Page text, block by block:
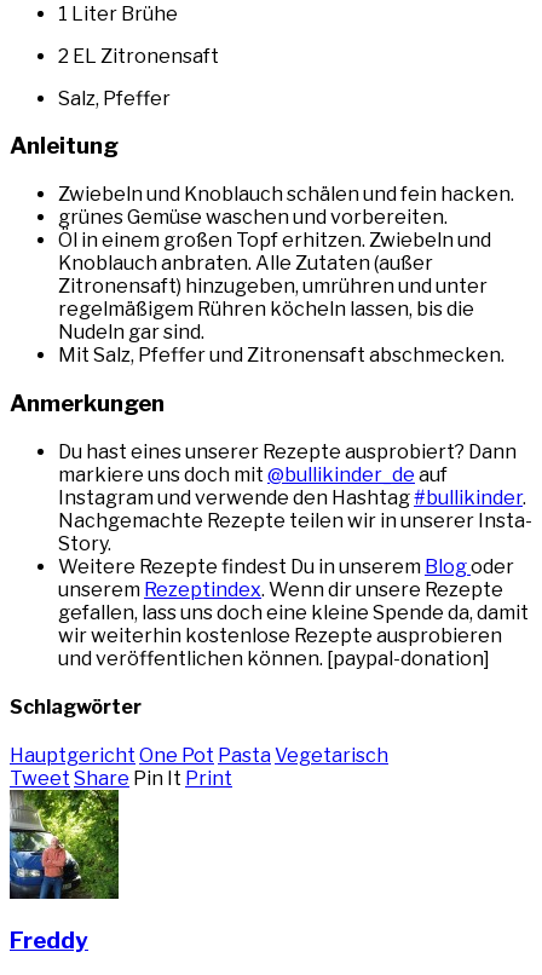
1 Liter Brühe
2 EL Zitronensaft
Salz, Pfeffer
Anleitung
Zwiebeln und Knoblauch schälen und fein hacken.
grünes Gemüse waschen und vorbereiten.
Öl in einem großen Topf erhitzen. Zwiebeln und
Knoblauch anbraten. Alle Zutaten (außer
Zitronensaft) hinzugeben, umrühren und unter
regelmäßigem Rühren köcheln lassen, bis die
Nudeln gar sind.
Mit Salz, Pfeffer und Zitronensaft abschmecken.
Anmerkungen
Du hast eines unserer Rezepte ausprobiert? Dann
markiere uns doch mit @bullikinder_de auf
Instagram und verwende den Hashtag#bullikinder.
Nachgemachte Rezepte teilen wir in unserer Insta-
Story.
Weitere Rezepte findest Du in unserem Blogoder
unserem Rezeptindex. Wenn dir unsere Rezepte
gefallen, lass uns doch eine kleine Spende da, damit
wir weiterhin kostenlose Rezepte ausprobieren
und veröffentlichen können. [paypal-donation]
Schlagwörter
Hauptgericht One Pot PastaVegetarisch
Tweet Share Pin It Print
Freddy